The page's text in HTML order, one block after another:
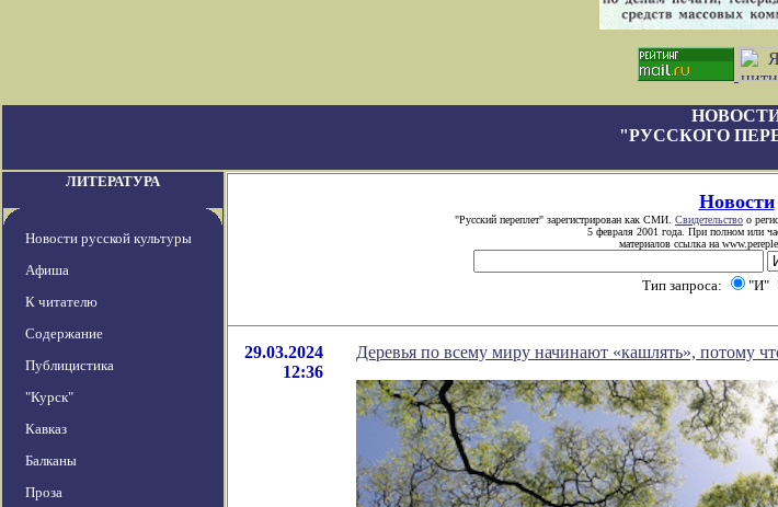
"РУССКОГО
ЛИТЕРАТУРА
Новости русской культуры
Афиша
К читателю
Содержание
Публицистика
"Курск"
Кавказ
Балканы
Проза
Новости
"Русский переплет" зарегистрирован как СМИ. Свидетельство о
5 февраля 2001 года. При полном или
материалов ссылка на
Тип запроса: "И"
29.03.2024
12:36
Деревья по всему миру начинают «кашлять», потому